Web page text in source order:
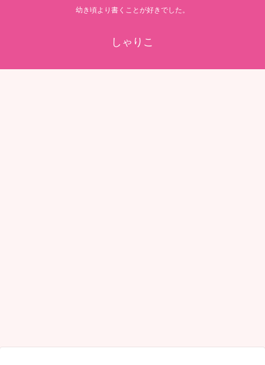
幼き頃より書くことが好きでした。
しゃりこ